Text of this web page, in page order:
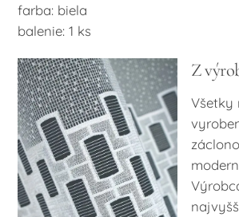
farba: biela
balenie: 1 ks
Z
Všetky